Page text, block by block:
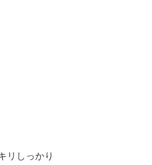
リ しっかり